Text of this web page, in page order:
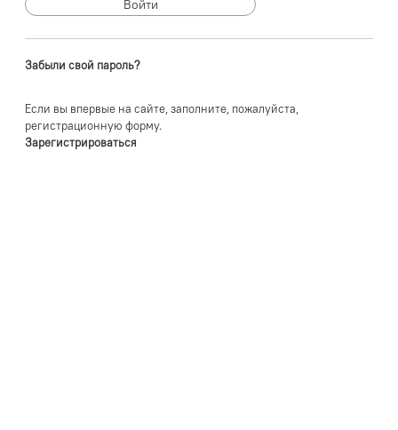
Забыли свой пароль?
Если вы впервые на сайте, заполните, пожалуйста,
регистрационную форму.
Зарегистрироваться